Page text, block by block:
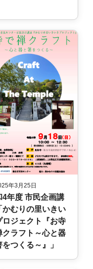
年3月25日
4年度 市民企画講
かむりの里いきい
ロジェクト『お寺
クラフト～心と器
をつくる～』」